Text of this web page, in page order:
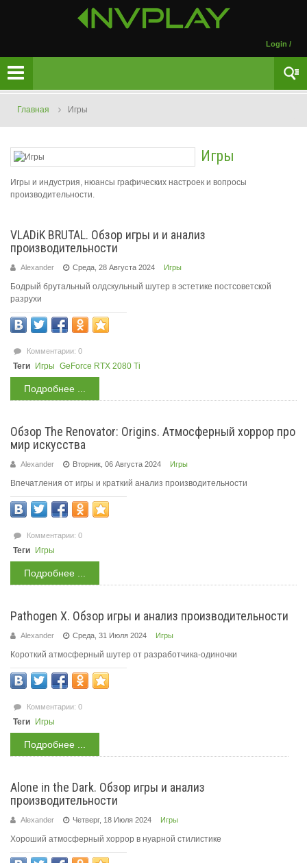
Login /
Главная Игры
Игры
Игры и индустрия, нюансы графических настроек и вопросы
производительности.
VLADiK BRUTAL. Обзор игры и и анализ
производительности
Alexander Среда, 28 Августа 2024 Игры
Бодрый брутальный олдскульный шутер в эстетике постсоветской
разрухи
Комментарии: 0
Теги Игры GeForce RTX 2080 Ti
Подробнее ...
Обзор The Renovator: Origins. Атмосферный хоррор про
мир искусства
Alexander Вторник, 06 Августа 2024 Игры
Впечатления от игры и краткий анализ производительности
Комментарии: 0
Теги Игры
Подробнее ...
Pathogen X. Обзор игры и анализ производительности
Alexander Среда, 31 Июля 2024 Игры
Короткий атмосферный шутер от разработчика-одиночки
Комментарии: 0
Теги Игры
Подробнее ...
Alone in the Dark. Обзор игры и анализ
производительности
Alexander Четверг, 18 Июля 2024 Игры
Хороший атмосферный хоррор в нуарной стилистике